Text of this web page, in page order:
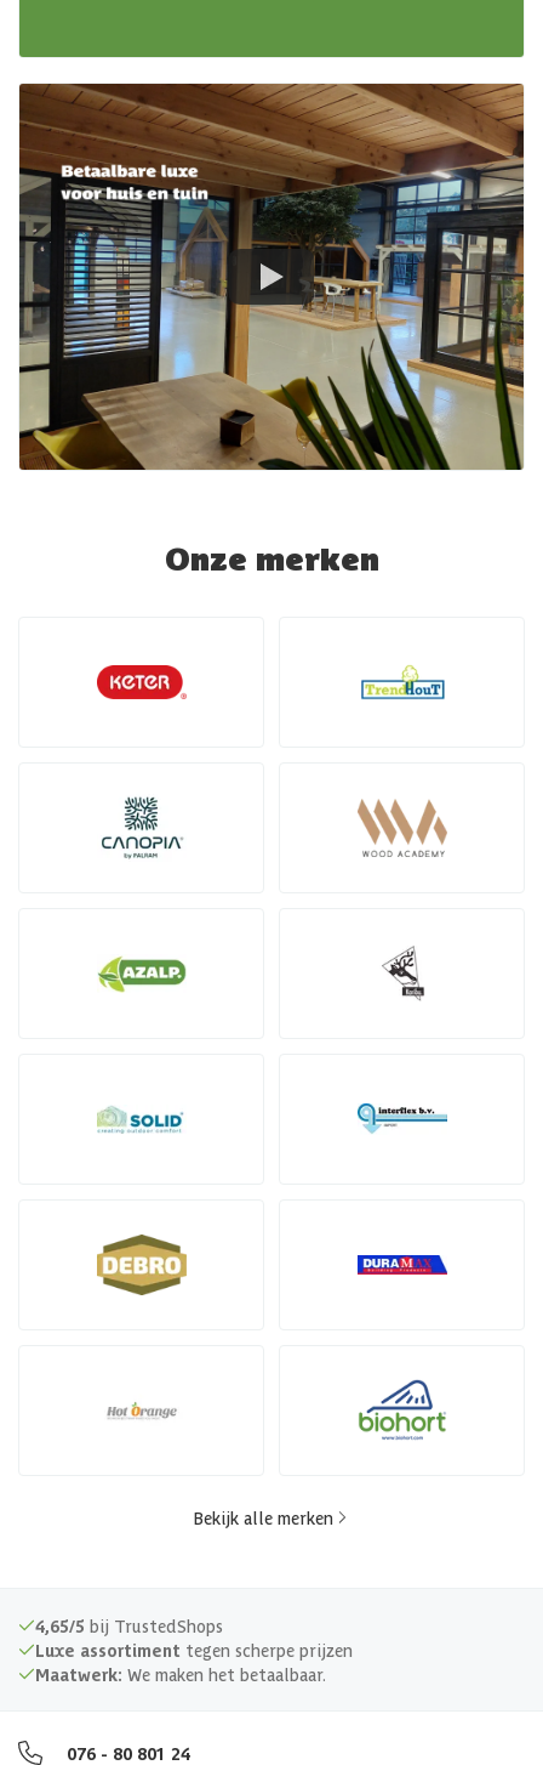
Onze merken
Bekijk alle merken
4,65/5 bij TrustedShops
Luxe assortiment tegen scherpe prijzen
Maatwerk: We maken het betaalbaar.
076 - 80 801 24